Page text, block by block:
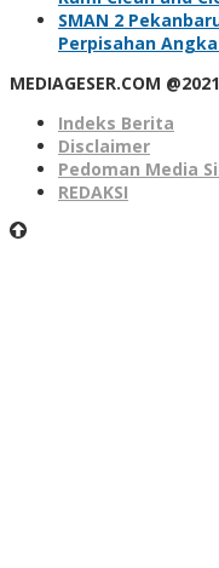
SMAN 2
Perpisahan
MEDIAGESER.COM @2021
Indeks Berita
Disclaimer
Pedoman Media
REDAKSI